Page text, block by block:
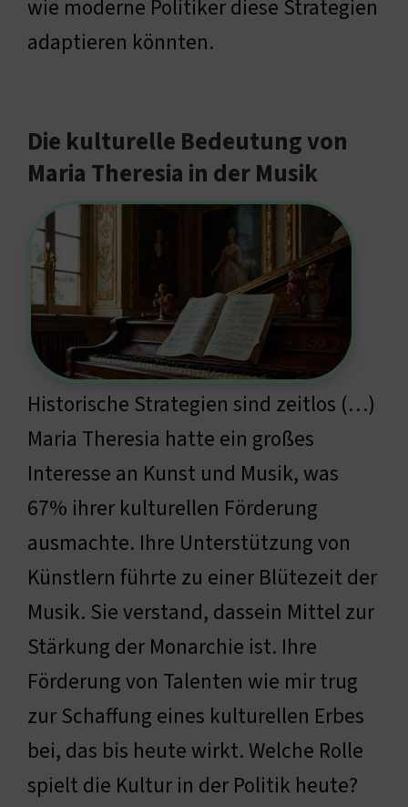
wie moderne Politiker diese Strategien
adaptieren könnten.
Die kulturelle Bedeutung von
Maria Theresia in der Musik
Historische Strategien sind zeitlos (…)
Maria Theresia hatte ein großes
Interesse an Kunst und Musik, was
67% ihrer kulturellen Förderung
ausmachte. Ihre Unterstützung von
Künstlern führte zu einer Blütezeit der
Musik. Sie verstand, dassein Mittel zur
Stärkung der Monarchie ist. Ihre
Förderung von Talenten wie mir trug
zur Schaffung eines kulturellen Erbes
bei, das bis heute wirkt. Welche Rolle
spielt die Kultur in der Politik heute?